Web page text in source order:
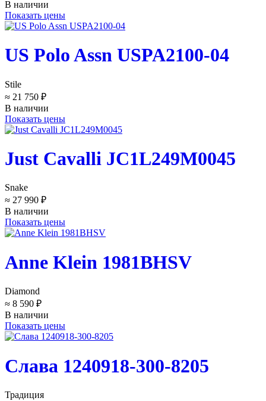
В наличии
Показать цены
US Polo Assn USPA2100-04
Stile
≈ 21 750 ₽
В наличии
Показать цены
Just Cavalli JC1L249M0045
Snake
≈ 27 990 ₽
В наличии
Показать цены
Anne Klein 1981BHSV
Diamond
≈ 8 590 ₽
В наличии
Показать цены
Слава 1240918-300-8205
Традиция